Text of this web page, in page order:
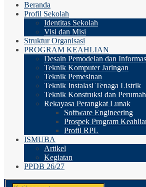
Beranda
Profil Sekolah
Identitas Sekolah
Visi dan Misi
Struktur Organisasi
PROGRAM KEAHLIAN
Desain Pemodelan dan
Teknik Komputer Jaringan
Teknik Pemesinan
Teknik Instalasi Tenaga Listrik
Teknik Konstruksi dan
Rekayasa Perangkat Lunak
Software Engineering
Prospek Program
Profil RPL
ISMUBA
Artikel
Kegiatan
PPDB 26/27